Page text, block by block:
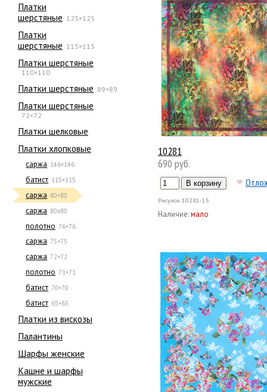
Платки
шерстяные 125×125
Платки
шерстяные 115×115
Платки шерстяные
110×110
Платки шерстяные 89×89
Платки шерстяные
72×72
Платки шелковые
Платки хлопковые
саржа 146×146
батист 115×115
саржа 80×80
саржа 80х80
полотно 76×76
саржа 75×75
саржа 72×72
полотно 71×71
батист 70×70
батист 65×65
Платки из вискозы
Палантины
Шарфы женские
Кашне и шарфы
мужские
10281
690 руб.
Рисунок 10281-15
Наличие:мало